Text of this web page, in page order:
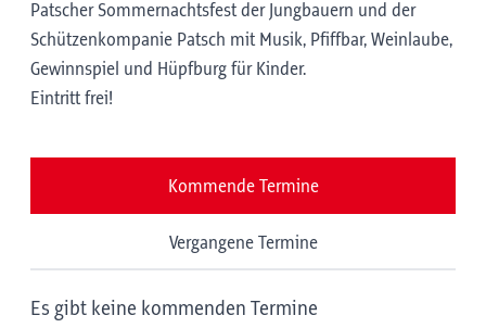
Patscher Sommernachtsfest der Jungbauern und der
Schützenkompanie Patsch mit Musik, Pfiffbar, Weinlaube,
Gewinnspiel und Hüpfburg für Kinder.
Eintritt frei!
Kommende Termine
Vergangene Termine
Es gibt keine kommenden Termine